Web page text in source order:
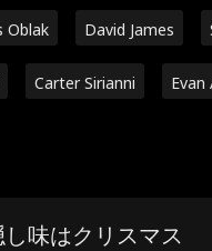
Oblak David James
Carter Sirianni Evan
味はクリスマス